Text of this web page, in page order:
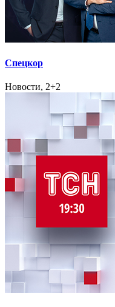
Спецкор
Новости, 2+2